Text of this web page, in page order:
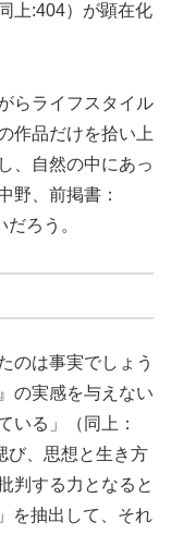
上:404）が顕在化
らライフスタイル
作品だけを拾い上
、自然の中にあっ
野、前掲書：
ろう。
のは事実でしょう
の実感を与えない
いる」（同上：
び、思想と生き方
判する力となると
を抽出して、それ